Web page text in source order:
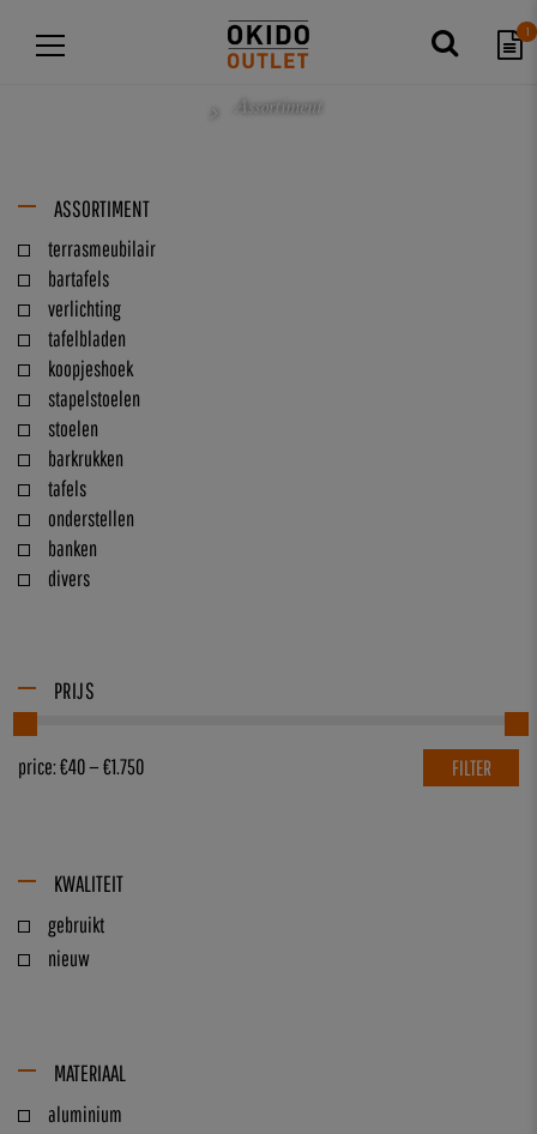
1
Assortiment
ASSORTIMENT
terrasmeubilair
bartafels
verlichting
tafelbladen
koopjeshoek
stapelstoelen
stoelen
barkrukken
tafels
onderstellen
banken
divers
PRIJS
FILTER
price:€40—€1.750
KWALITEIT
gebruikt
nieuw
MATERIAAL
aluminium